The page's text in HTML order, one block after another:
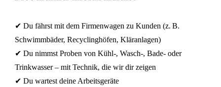
✔ Du fährst mit dem Firmenwagen zu Kunden (z. B.
Schwimmbäder, Recyclinghöfen, Kläranlagen)
✔ Du nimmst Proben von Kühl-, Wasch-, Bade- oder
Trinkwasser – mit Technik, die wir dir zeigen
✔ Du wartest deine Arbeitsgeräte